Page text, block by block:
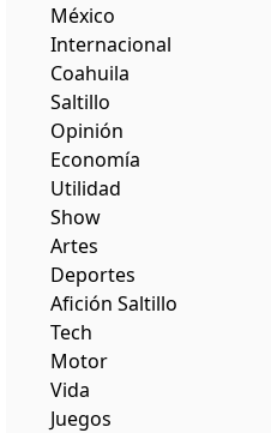
México
Internacional
Coahuila
Saltillo
Opinión
Economía
Utilidad
Show
Artes
Deportes
Afición Saltillo
Tech
Motor
Vida
Juegos